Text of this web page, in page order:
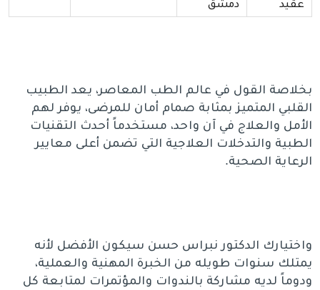
عقيد
دمشق
بخلاصة القول في عالم الطب المعاصر، يعد الطبيب
القلبي المتميز بمثابة صمام أمان للمرضى، يوفر لهم
الأمل والعلاج في آن واحد، مستخدماً أحدث التقنيات
الطبية والتدخلات العلاجية التي تضمن أعلى معايير
الرعاية الصحية.
واختيارك الدكتور نبراس حسن سيكون الأفضل لأنه
يمتلك سنوات طويله من الخبرة المهنية والعملية،
ودوماً لديه مشاركة بالندوات والمؤتمرات لمتابعة كل